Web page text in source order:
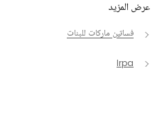
عرض المزيد
فساتين ماركات للبنات
Irpa